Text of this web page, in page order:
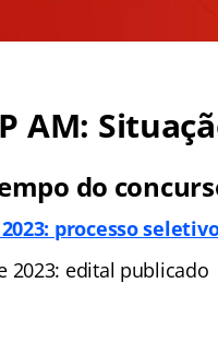
AM:
do
processo
2023: edital publicado